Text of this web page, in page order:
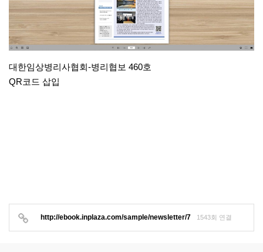
대한임상병리사협회-병리협보 460호
QR코드 삽입
http://ebook.inplaza.com/sample/newsletter/7 1543회 연결